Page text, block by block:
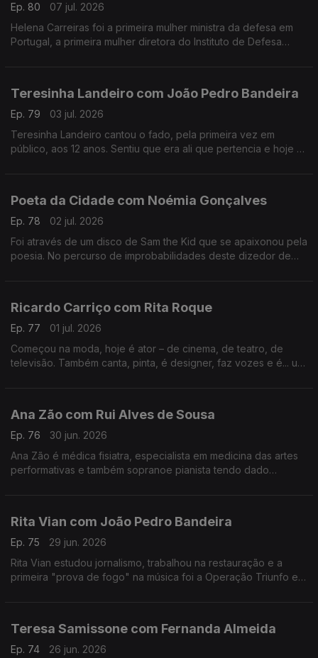
Ep. 80
07 jul. 2026
Helena Carreiras foi a primeira mulher ministra da defesa em
Portugal, a primeira mulher diretora do Instituto de Defesa
Teresinha Landeiro com João Pedro Bandeira
Ep. 79
03 jul. 2026
Teresinha Landeiro cantou o fado, pela primeira vez em
público, aos 12 anos. Sentiu que era ali que pertencia e hoje é
Poeta da Cidade com Noémia Gonçalves
Ep. 78
02 jul. 2026
Foi através de um disco de Sam the Kid que se apaixonou pela
poesia. No percurso de improbabilidades deste dizedor de
Ricardo Carriço com Rita Roque
Ep. 77
01 jul. 2026
Começou na moda, hoje é ator – de cinema, de teatro, de
televisão. Também canta, pinta, é designer, faz vozes e é... um
Ana Zão com Rui Alves de Sousa
Ep. 76
30 jun. 2026
Ana Zão é médica fisiatra, especialista em medicina das artes
performativas e também sopranoe pianista tendo dado
Rita Vian com João Pedro Bandeira
Ep. 75
29 jun. 2026
Rita Vian estudou jornalismo, trabalhou na restauração e a
primeira "prova de fogo" na música foi a Operação Triunfo em
Teresa Samissone com Fernanda Almeida
Ep. 74 26 jun. 2026